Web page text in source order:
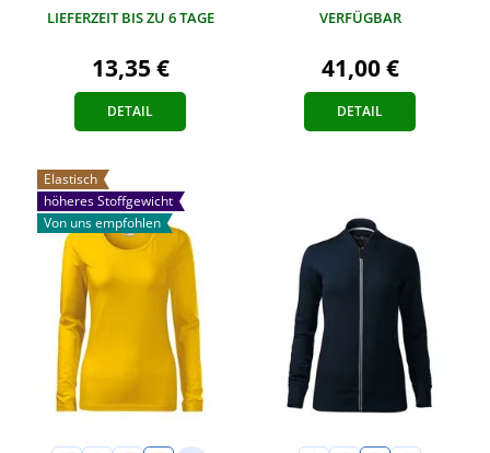
LIEFERZEIT BIS ZU 6 TAGE
13,35 €
DETAIL
VERFÜGBAR
41,00 €
DETAIL
Elastisch
höheres Stoffgewicht
Von uns empfohlen